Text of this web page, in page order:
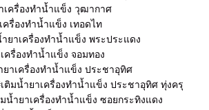
เครื่องทำน้ำแข็ง วุฒากาศ
ครื่องทำน้ำแข็ง เทอดไท
ยาเครื่องทำน้ำแข็ง พระประแดง
ครื่องทำน้ำแข็ง จอมทอง
าเครื่องทำน้ำแข็ง ประชาอุทิศ
ติมน้ำยาเครื่องทำน้ำแข็ง ประชาอุทิศ ทุ่งครุ
น้ำยาเครื่องทำน้ำแข็ง ซอยกระทิงแดง